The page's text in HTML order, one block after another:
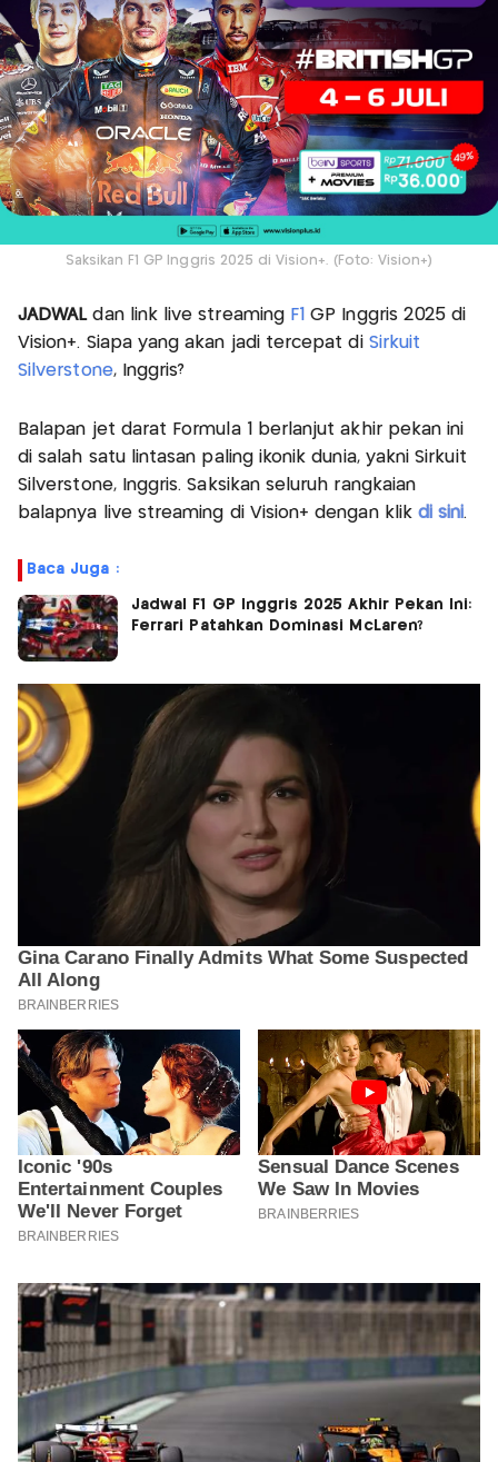
Saksikan F1 GP Inggris 2025 di Vision+. (Foto: Vision+)
JADWALdan link live streaming F1
GP Inggris 2025 di
Vision+. Siapa yang akan jadi tercepat di Sirkuit
Silverstone, Inggris?
Balapan jet darat Formula 1 berlanjut akhir pekan ini
di salah satu lintasan paling ikonik dunia, yakni Sirkuit
Silverstone, Inggris. Saksikan seluruh rangkaian
balapnya live streaming di Vision+ dengan klikdi sini.
Baca Juga :
Jadwal F1 GP Inggris 2025 Akhir Pekan Ini:
Ferrari Patahkan Dominasi McLaren?